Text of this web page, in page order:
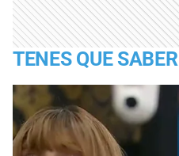
TENES QUE SABER